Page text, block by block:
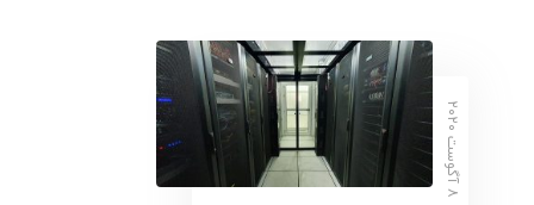
۸
آ
گ
و
س
ت
۲
۰
۲
۰